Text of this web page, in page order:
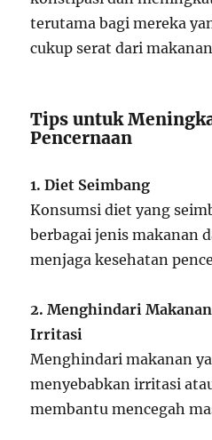
terutama bagi mereka
cukup serat dari
Tips untuk
Pencernaan
1. Diet Seimbang
Konsumsi diet yang
berbagai jenis makanan
menjaga kesehatan
2. Menghindari
Irritasi
Menghindari makanan
menyebabkan irritasi
membantu mencegah